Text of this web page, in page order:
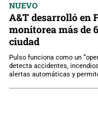
NUEVO
A&T desarrolló en
monitorea más de
ciudad
Pulso funciona como un
detecta accidentes,
alertas automáticas y